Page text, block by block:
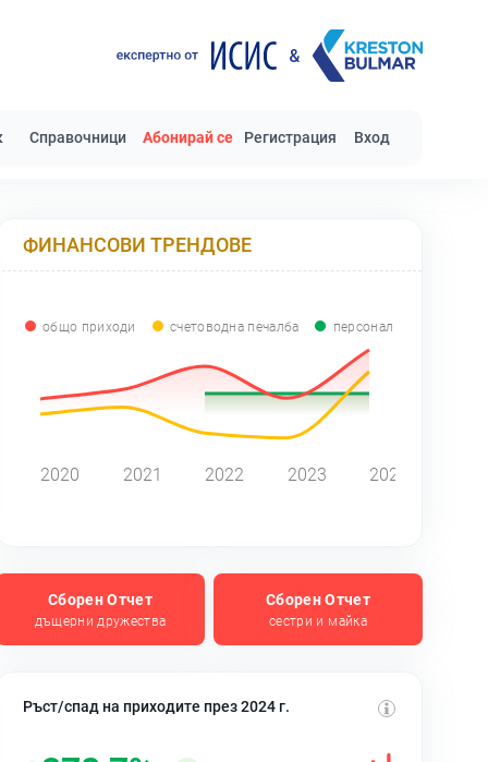
Справочници Абонирай се Регистрация Вход
ФИНАНСОВИ ТРЕНДОВЕ
общо приходи счетоводна печалба персонал
2020 2021 2022 2023 2024
Сборен Отчет
дъщерни дружества
Сборен Отчет
сестри и майка
Ръст/спад на приходите през 2024 г.